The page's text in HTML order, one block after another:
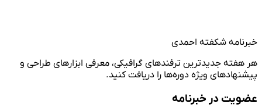
خبرنامه شکفته احمدی
هر هفته جدیدترین ترفندهای گرافیکی، معرفی ابزارهای طراحی و
پیشنهادهای ویژه دوره‌ها را دریافت کنید.
عضویت در خبرنامه